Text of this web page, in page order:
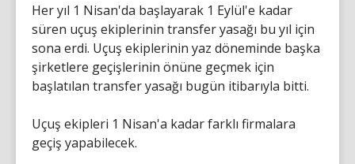
Her yıl 1 Nisan'da başlayarak 1 Eylül'e kadar
süren uçuş ekiplerinin transfer yasağı bu yıl için
sona erdi. Uçuş ekiplerinin yaz döneminde başka
şirketlere geçişlerinin önüne geçmek için
başlatılan transfer yasağı bugün itibarıyla bitti.
Uçuş ekipleri 1 Nisan'a kadar farklı firmalara
geçiş yapabilecek.